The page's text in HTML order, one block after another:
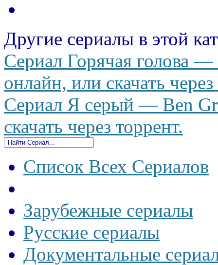
Другие сериалы в этой
Сериал Горячая голова
онлайн, или скачать
Сериал Я серый — Ben
скачать через торрент.
Список Всех Сериалов
Зарубежные сериалы
Русские сериалы
Документальные